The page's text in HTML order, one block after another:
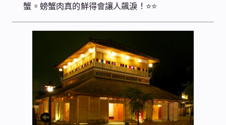
蟹。螃蟹肉真的鮮得會讓人飆淚！⭐️⭐️